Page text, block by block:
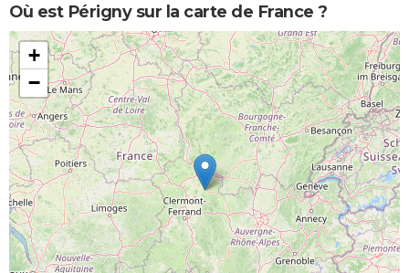
Où est Périgny sur la carte de France ?
+
−